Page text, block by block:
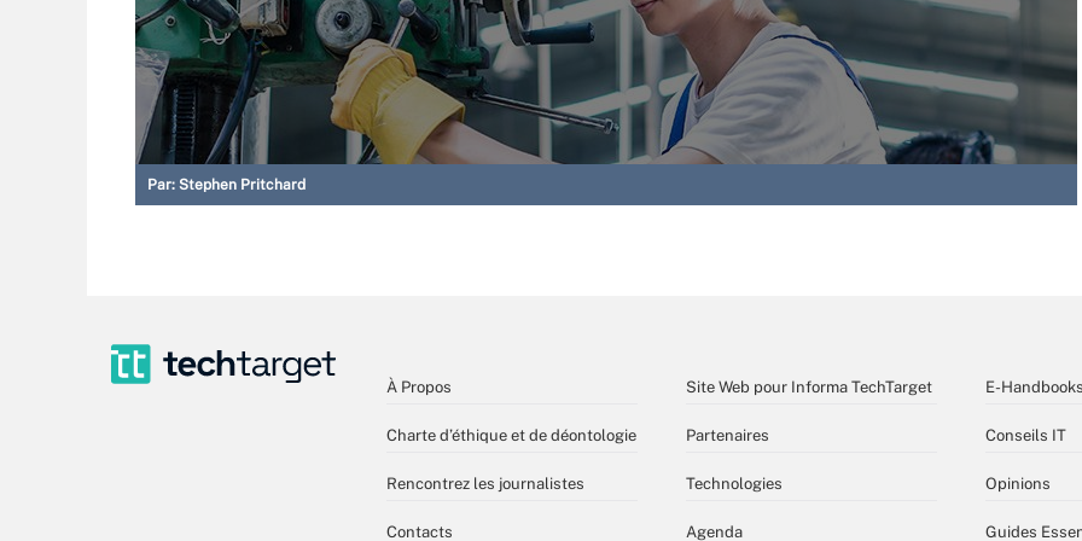
Par: Stephen Pritchard
À Propos
Charte d’éthique et de déontologie
Rencontrez les journalistes
Contacts
Site Web pour Informa TechTarget
Partenaires
Technologies
Agenda
E-
Conseils IT
Opinions
Guides